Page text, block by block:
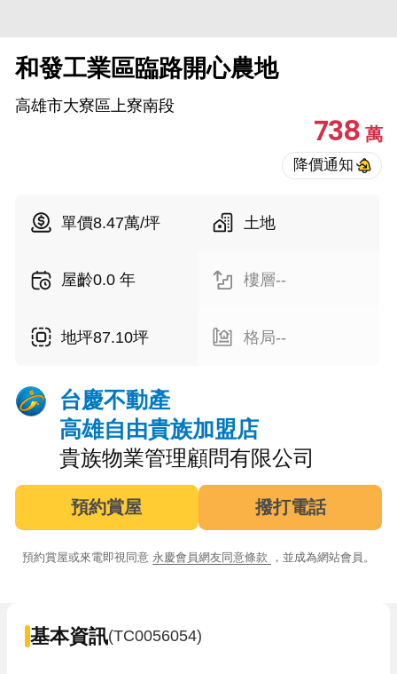
和發工業區臨路開心農地
高雄市大寮區上寮南段
738萬
單價8.47萬/坪 土地
屋齡0.0 年 樓層--
地坪87.10坪 格局--
台慶不動產
高雄自由貴族加盟店
貴族物業管理顧問有限公司
預約賞屋 撥打電話
預約賞屋或來電即視同意 永慶會員網友同意條款 ，並成為網站會員。
基本資訊(TC0056054)